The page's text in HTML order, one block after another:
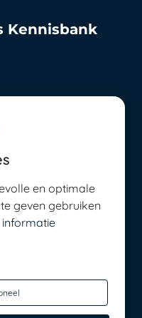
Kennisbank
en optimale
geven gebruiken
informatie